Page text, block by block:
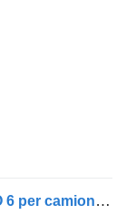
Motore MAN D3876 LF07 580 CV EURO 6 per camion MAN TGX TGS